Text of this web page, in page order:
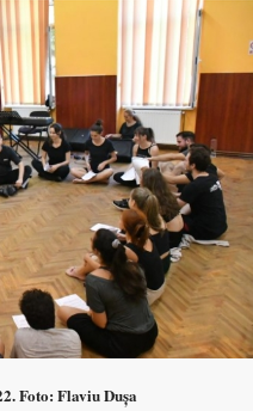
Foto: Flaviu Dușa